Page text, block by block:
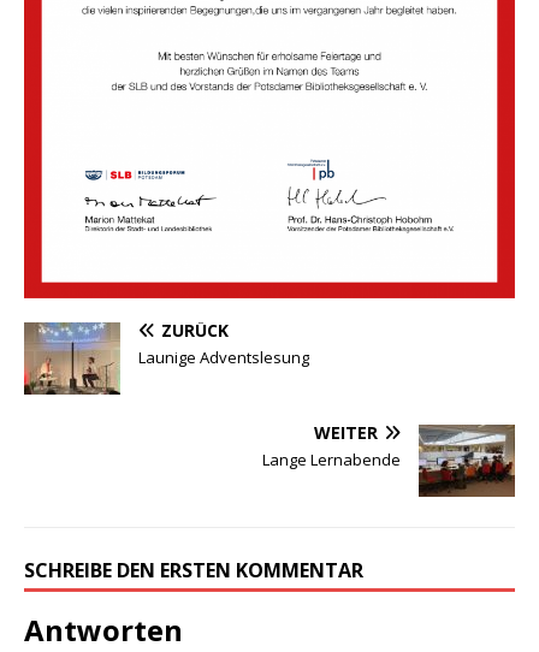
ZURÜCK
Launige Adventslesung
WEITER
Lange Lernabende
SCHREIBE DEN ERSTEN KOMMENTAR
Antworten